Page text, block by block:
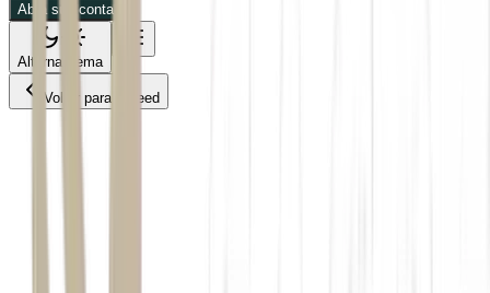
Abra sua conta
Alternar tema
Voltar para o Feed